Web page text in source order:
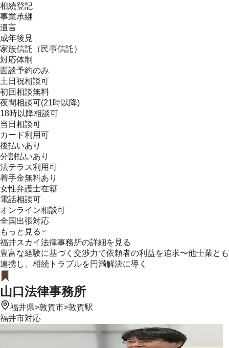
相続登記
事業承継
遺言
成年後見
家族信託（民事信託）
対応体制
面談予約のみ
土日祝相談可
初回相談無料
夜間相談可(21時以降)
18時以降相談可
当日相談可
カード利用可
後払いあり
分割払いあり
法テラス利用可
着手金無料あり
女性弁護士在籍
電話相談可
オンライン相談可
全国出張対応
もっと見る
福井スカイ法律事務所の詳細を見る
豊富な経験に基づく交渉力で依頼者の利益を追求〜他士業とも
連携し、相続トラブルを円満解決に導く
山口法律事務所
福井県>敦賀市>敦賀駅
福井市対応